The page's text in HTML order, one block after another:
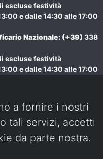
a fornire i nostri
tali servizi, accetti
da parte nostra.
escluse festività
e dalle 14:30 alle 17:00
Nazionale: (+39) 338
escluse festività
e dalle 14:30 alle 17:00
e dalle 14:30 alle 17:00